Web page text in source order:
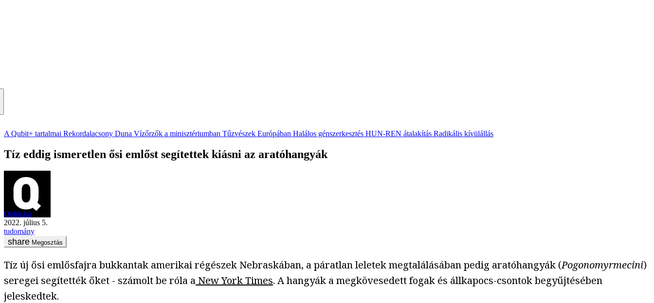
A Qubit+ tartalmai Rekordalacsony Duna Vízőrzők a minisztériumban Tűzvészek Európában Halálos génszerkesztés HUN-REN átalakítás Radikális kívülállás
Tíz eddig ismeretlen ősi emlőst segítettek kiásni az aratóhangyák
Qubit.hu
2022. július 5.
tudomány
Megosztás
Tíz új ősi emlősfajra bukkantak amerikai régészek Nebraskában, a páratlan leletek megtalálásában pedig aratóhangyák (Pogonomyrmecini)
seregei segítették őket - számolt be róla a New York Times. A hangyák a megkövesedett fogak és állkapocs-csontok begyűjtésében
jeleskedtek.